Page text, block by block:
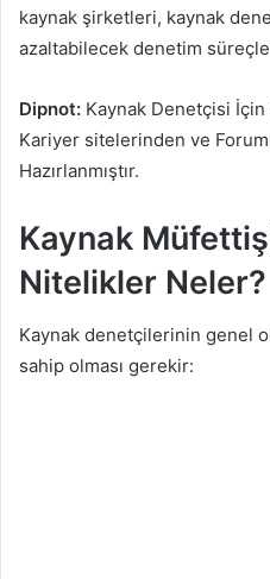
kaynak şirketleri, kaynak
azaltabilecek denetim
Dipnot: Kaynak Denetçisi İçin
Kariyer sitelerinden ve
Hazırlanmıştır.
Kaynak
Nitelikler Neler?
Kaynak denetçilerinin genel
sahip olması gerekir: